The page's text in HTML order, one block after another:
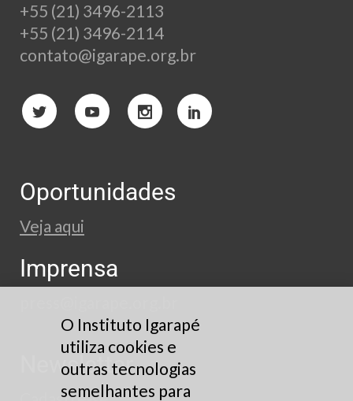
+55 (21) 3496-2113
+55 (21) 3496-2114
contato@igarape.org.br
Oportunidades
Veja aqui
Imprensa
Newsletter
O Instituto Igarapé
utiliza cookies e
outras tecnologias
semelhantes para